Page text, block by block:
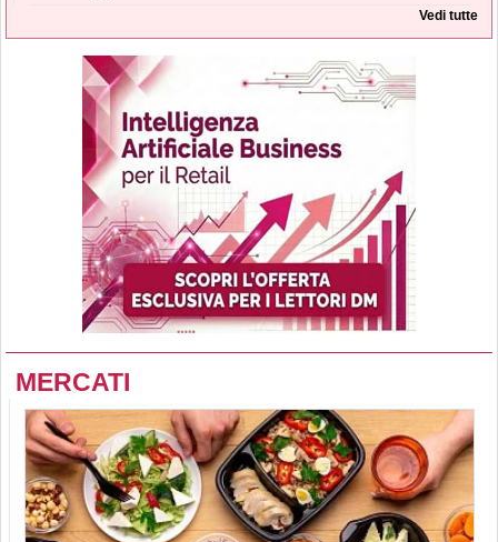
Vedi tutte
MERCATI